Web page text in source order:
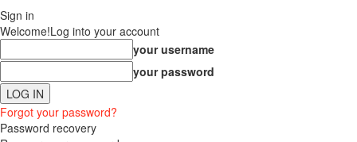
Sign in
Welcome!Log into your account
your username
your password
Forgot your password?
Password recovery